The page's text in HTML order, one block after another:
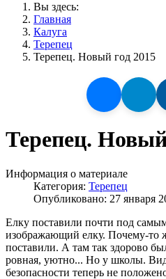
Вы здесь:
Главная
Калуга
Терепец
Терепец. Новый год 2015
Терепец. Новый
Информация о материале
Категория: Терепец
Опубликовано: 27 января
Елку поставили почти под
изображающий елку. Почему-то
поставили. А там так здорово
ровная, уютно... Но у школы.
безопасности теперь не